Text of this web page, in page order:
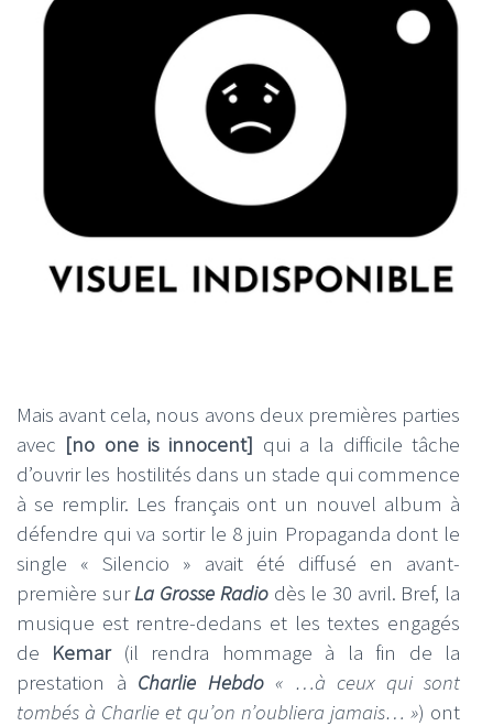
Mais avant cela, nous avons deux premières parties
avec [no one is innocent] qui a la difficile tâche
d’ouvrir les hostilités dans un stade qui commence
à se remplir. Les français ont un nouvel album à
défendre qui va sortir le 8 juin Propaganda dont le
single « Silencio » avait été diffusé en avant-
première surLa Grosse Radiodès le 30 avril. Bref, la
musique est rentre-dedans et les textes engagés
de Kemar(il rendra hommage à la fin de la
prestation à Charlie Hebdo « …à ceux qui sont
tombés à Charlie et qu’on n’oubliera jamais… ») ont